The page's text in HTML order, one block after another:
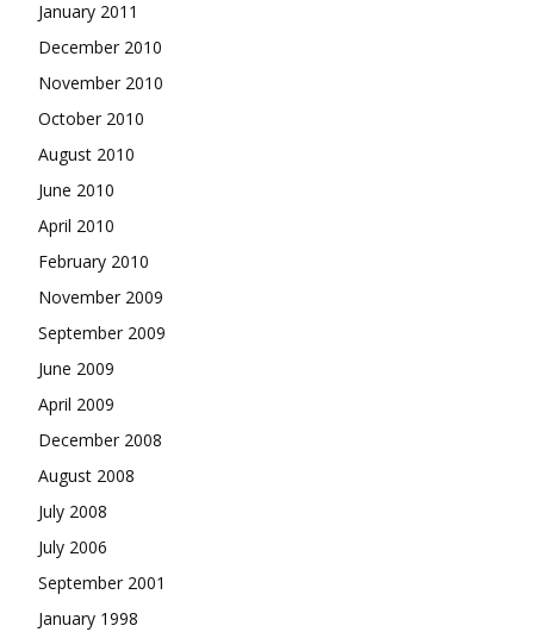
January 2011
December 2010
November 2010
October 2010
August 2010
June 2010
April 2010
February 2010
November 2009
September 2009
June 2009
April 2009
December 2008
August 2008
July 2008
July 2006
September 2001
January 1998